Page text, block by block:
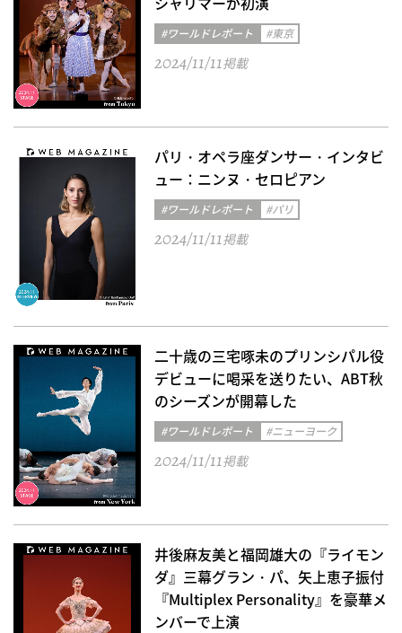
#ワールドレポート #東京
2024/11/11掲載
パリ・オペラ座ダンサー・インタビ
ュー：ニンヌ・セロピアン
#ワールドレポート #パリ
2024/11/11掲載
二十歳の三宅啄未のプリンシパル役
デビューに喝采を送りたい、ABT秋
のシーズンが開幕した
#ワールドレポート #ニューヨーク
2024/11/11掲載
井後麻友美と福岡雄大の『ライモン
ダ』三幕グラン・パ、矢上恵子振付
『Multiplex Personality』を豪華メ
ンバーで上演